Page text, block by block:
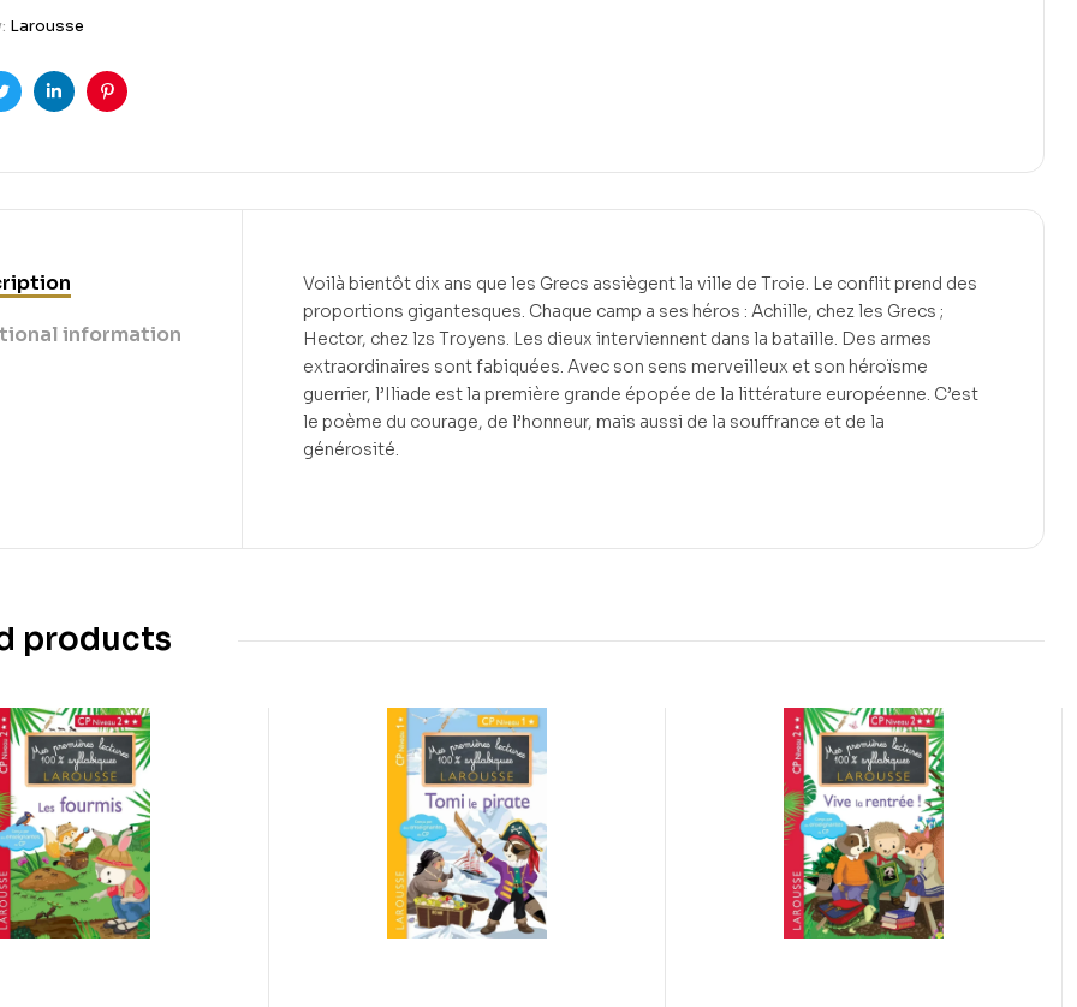
Larousse
TwitterLinkedinPinterest
information
Voilà bientôt dix ans que les Grecs assiègent la ville de Troie. Le conflit prend des
proportions gigantesques. Chaque camp a ses héros : Achille, chez les Grecs ;
Hector, chez lzs Troyens. Les dieux interviennent dans la bataille. Des armes
extraordinaires sont fabiquées. Avec son sens merveilleux et son héroïsme
guerrier, l’Iliade est la première grande épopée de la littérature européenne. C’est
le poème du courage, de l’honneur, mais aussi de la souffrance et de la
générosité.
products